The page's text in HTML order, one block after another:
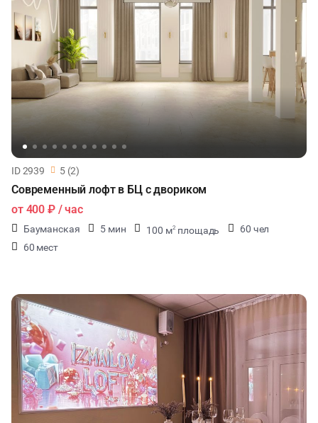
ID 2939 5 (2)
Современный лофт в БЦ с двориком
от 400 ₽/ час
Бауманская 5 мин 100 м2 площадь
60 чел
60 мест